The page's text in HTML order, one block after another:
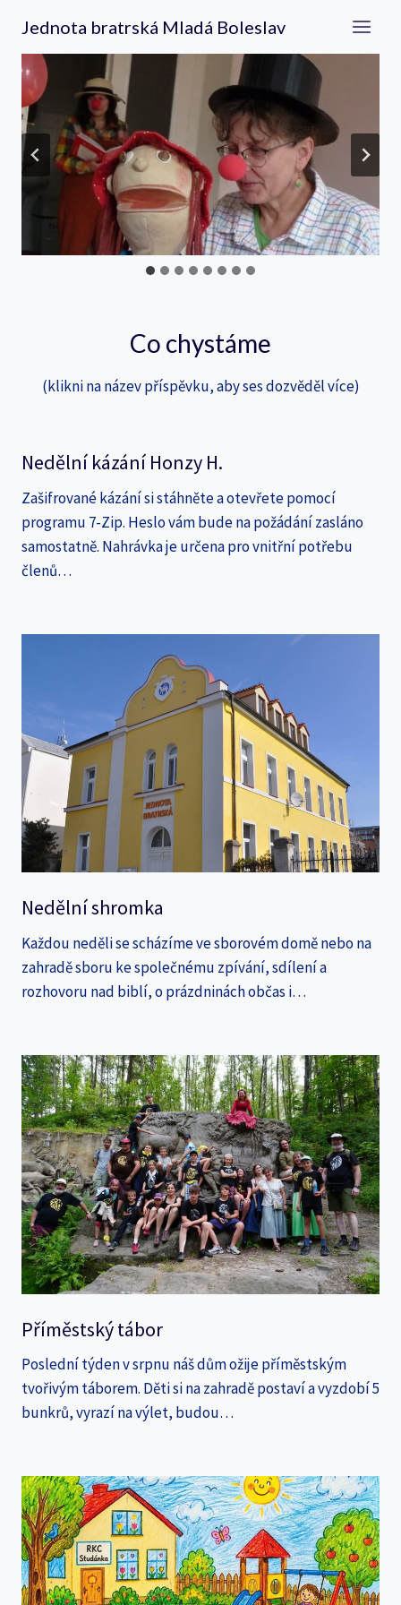
obsah
Jednota bratrská Mladá Boleslav
Co chystáme
(klikni na název příspěvku, aby ses dozvěděl více)
Nedělní kázání Honzy H.
Zašifrované kázání si stáhněte a otevřete pomocí
programu 7-Zip. Heslo vám bude na požádání zasláno
samostatně. Nahrávka je určena pro vnitřní potřebu
členů…
Nedělní shromka
Každou neděli se scházíme ve sborovém domě nebo na
zahradě sboru ke společnému zpívání, sdílení a
rozhovoru nad biblí, o prázdninách občas i…
Příměstský tábor
Poslední týden v srpnu náš dům ožije příměstským
tvořivým táborem. Děti si na zahradě postaví a vyzdobí 5
bunkrů, vyrazí na výlet, budou…